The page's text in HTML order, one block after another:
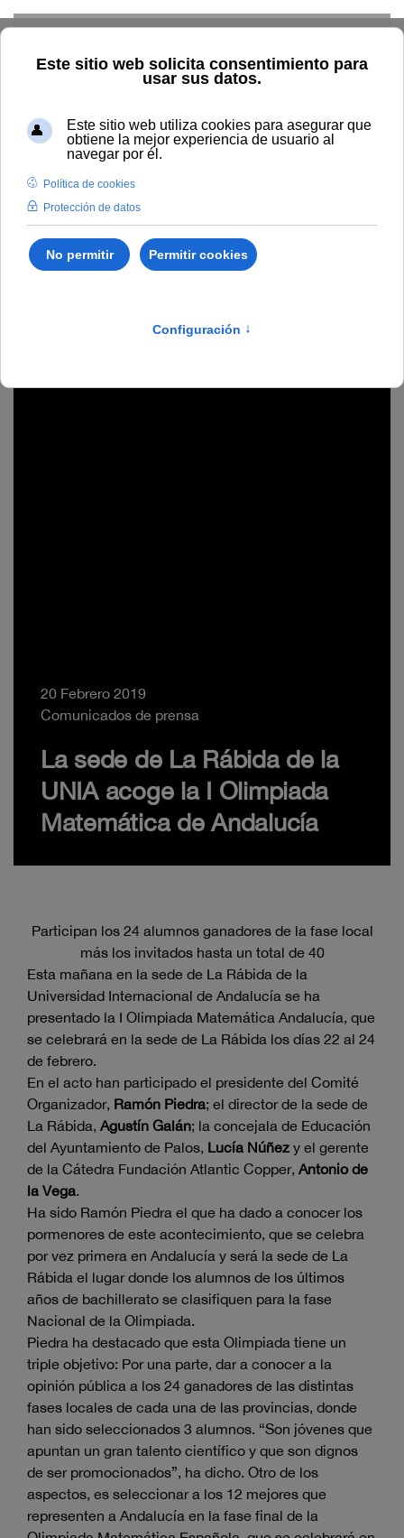
20 Febrero 2019
Comunicados de prensa
La sede de La Rábida de la
UNIA acoge la I Olimpiada
Matemática de Andalucía
Participan los 24 alumnos ganadores de la fase local
más los invitados hasta un total de 40
Esta mañana en la sede de La Rábida de la
Universidad Internacional de Andalucía se ha
presentado la I Olimpiada Matemática Andalucía, que
se celebrará en la sede de La Rábida los días 22 al 24
de febrero.
En el acto han participado el presidente del Comité
Organizador, Ramón Piedra; el director de la sede de
La Rábida, Agustín Galán; la concejala de Educación
del Ayuntamiento de Palos, Lucía Núñez y el gerente
de la Cátedra Fundación Atlantic Copper, Antonio de
la Vega.
Ha sido Ramón Piedra el que ha dado a conocer los
pormenores de este acontecimiento, que se celebra
por vez primera en Andalucía y será la sede de La
Rábida el lugar donde los alumnos de los últimos
años de bachillerato se clasifiquen para la fase
Nacional de la Olimpiada.
Piedra ha destacado que esta Olimpiada tiene un
triple objetivo: Por una parte, dar a conocer a la
opinión pública a los 24 ganadores de las distintas
fases locales de cada una de las provincias, donde
han sido seleccionados 3 alumnos. “Son jóvenes que
apuntan un gran talento científico y que son dignos
de ser promocionados”, ha dicho. Otro de los
aspectos, es seleccionar a los 12 mejores que
representen a Andalucía en la fase final de la